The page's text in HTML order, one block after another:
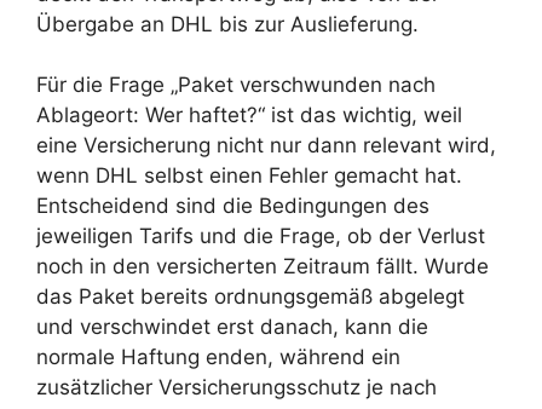
Übergabe an DHL bis zur Auslieferung.
Für die Frage „Paket verschwunden nach
Ablageort: Wer haftet?“ ist das wichtig, weil
eine Versicherung nicht nur dann relevant wird,
wenn DHL selbst einen Fehler gemacht hat.
Entscheidend sind die Bedingungen des
jeweiligen Tarifs und die Frage, ob der Verlust
noch in den versicherten Zeitraum fällt. Wurde
das Paket bereits ordnungsgemäß abgelegt
und verschwindet erst danach, kann die
normale Haftung enden, während ein
zusätzlicher Versicherungsschutz je nach